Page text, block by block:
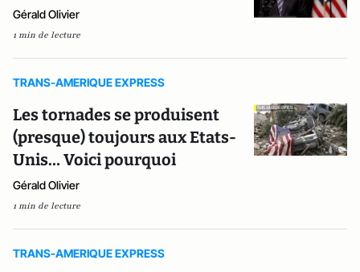
Gérald Olivier
1 min de lecture
TRANS-AMERIQUE EXPRESS
Les tornades se produisent
(presque) toujours aux Etats-
Unis… Voici pourquoi
Gérald Olivier
1 min de lecture
TRANS-AMERIQUE EXPRESS